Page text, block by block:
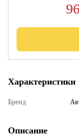
Характеристики
Бренд
Описание